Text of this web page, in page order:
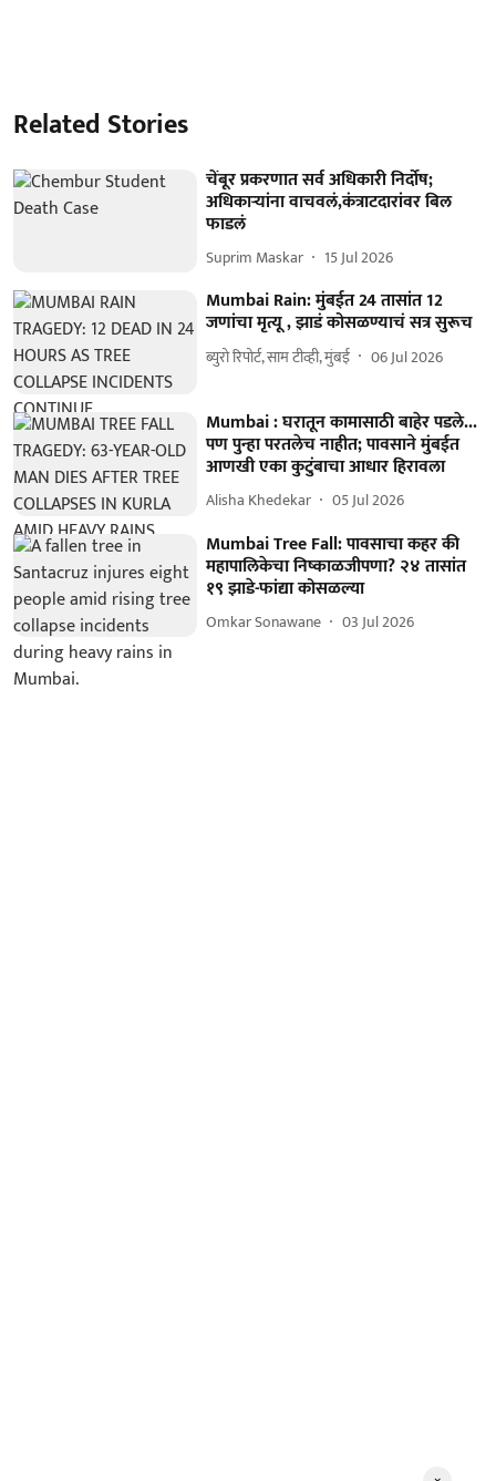
Related Stories
चेंबूर प्रकरणात सर्व अधिकारी निर्दोष;
अधिकाऱ्यांना वाचवलं,कंत्राटदारांवर बिल
फाडलं
Suprim Maskar 15 Jul 2026
Mumbai Rain: मुंबईत 24 तासांत 12
जणांचा मृत्यू , झाडं कोसळण्याचं सत्र सुरूच
ब्युरो रिपोर्ट, साम टीव्ही, मुंबई 06 Jul 2026
Mumbai : घरातून कामासाठी बाहेर पडले...
पण पुन्हा परतलेच नाहीत; पावसाने मुंबईत
आणखी एका कुटुंबाचा आधार हिरावला
Alisha Khedekar 05 Jul 2026
Mumbai Tree Fall: पावसाचा कहर की
महापालिकेचा निष्काळजीपणा? २४ तासांत
१९ झाडे-फांद्या कोसळल्या
Omkar Sonawane 03 Jul 2026